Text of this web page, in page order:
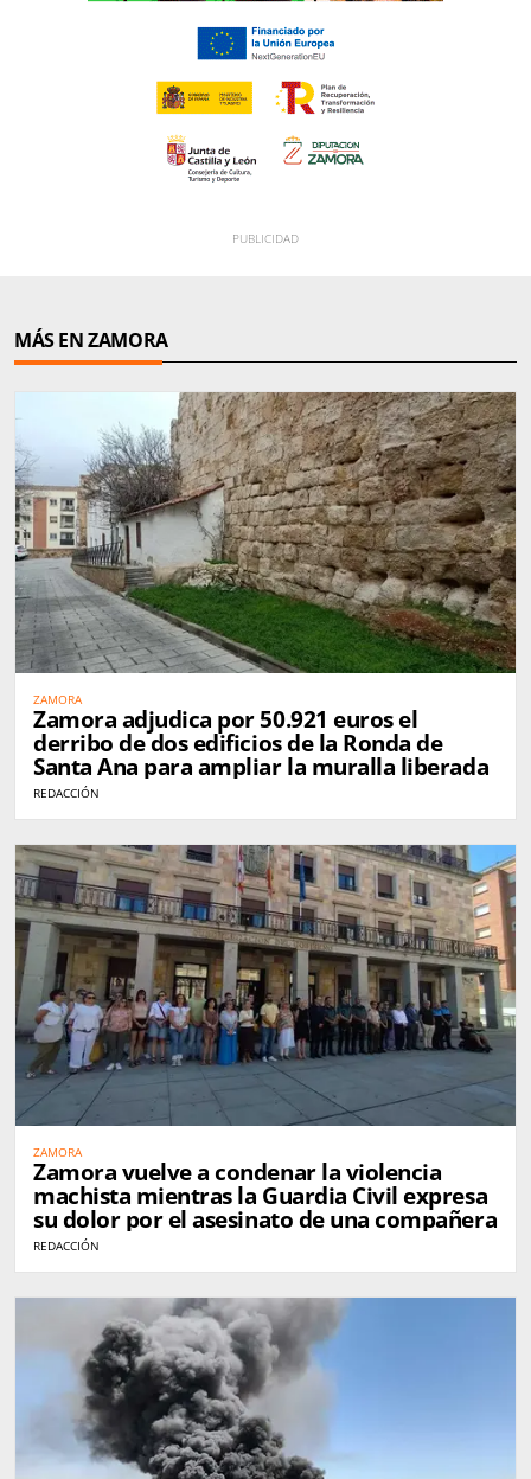
MÁS EN ZAMORA
ZAMORA
Zamora adjudica por 50.921 euros el
derribo de dos edificios de la Ronda de
Santa Ana para ampliar la muralla liberada
REDACCIÓN
ZAMORA
Zamora vuelve a condenar la violencia
machista mientras la Guardia Civil expresa
su dolor por el asesinato de una compañera
REDACCIÓN